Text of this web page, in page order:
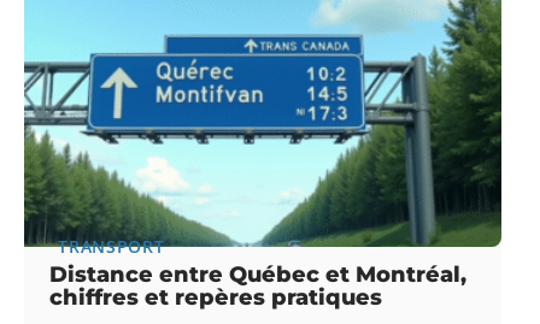
TRANSPORT
Distance entre Québec et Montréal,
chiffres et repères pratiques